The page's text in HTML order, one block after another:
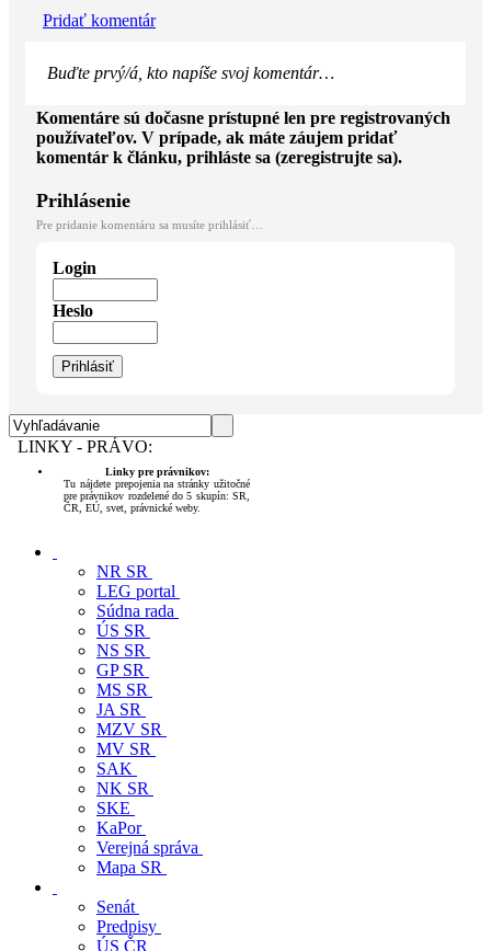
Buďte prvý/á, kto napíše svoj komentár…
Komentáre sú dočasne prístupné len pre registrovaných
používateľov. V prípade, ak máte záujem pridať
komentár k článku, prihláste sa (zeregistrujte sa).
Prihlásenie
Pre pridanie komentáru sa musíte prihlásiť…
Login
Heslo
LINKY - PRÁVO:
pre právnikov rozdelené do 5 skupín: SR,
ČR, EÚ, svet, právnické weby.
NR SR
LEG portal
Súdna rada
ÚS SR
NS SR
GP SR
MS SR
JA SR
MZV SR
MV SR
SAK
NK SR
SKE
KaPor
Verejná správa
Mapa SR